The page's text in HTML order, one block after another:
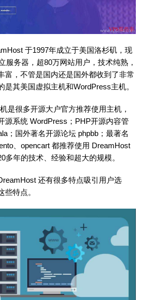
于1997年成立于美国洛杉矶，现
服务器，超80万网站用户，技术纯熟，
富，不管是国内还是国外都收到了非常
是其美国虚拟主机和WordPress主机。
是很多开源大户官方推荐使用主机，
源系统 WordPress；PHP开源内容管
；国外著名开源论坛 phpbb；最著名
、opencart 都推荐使用 DreamHost
多年的技术、经验和超大的规模。
还有很多特点吸引用户选
些特点。